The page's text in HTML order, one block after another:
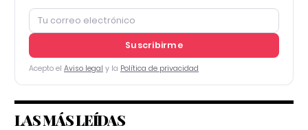
Suscribirme
Acepto el Aviso legal y la Política de privacidad
LAS MÁS LEÍDAS